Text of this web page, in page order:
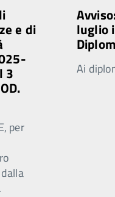
e di
3
per
luglio
Ai